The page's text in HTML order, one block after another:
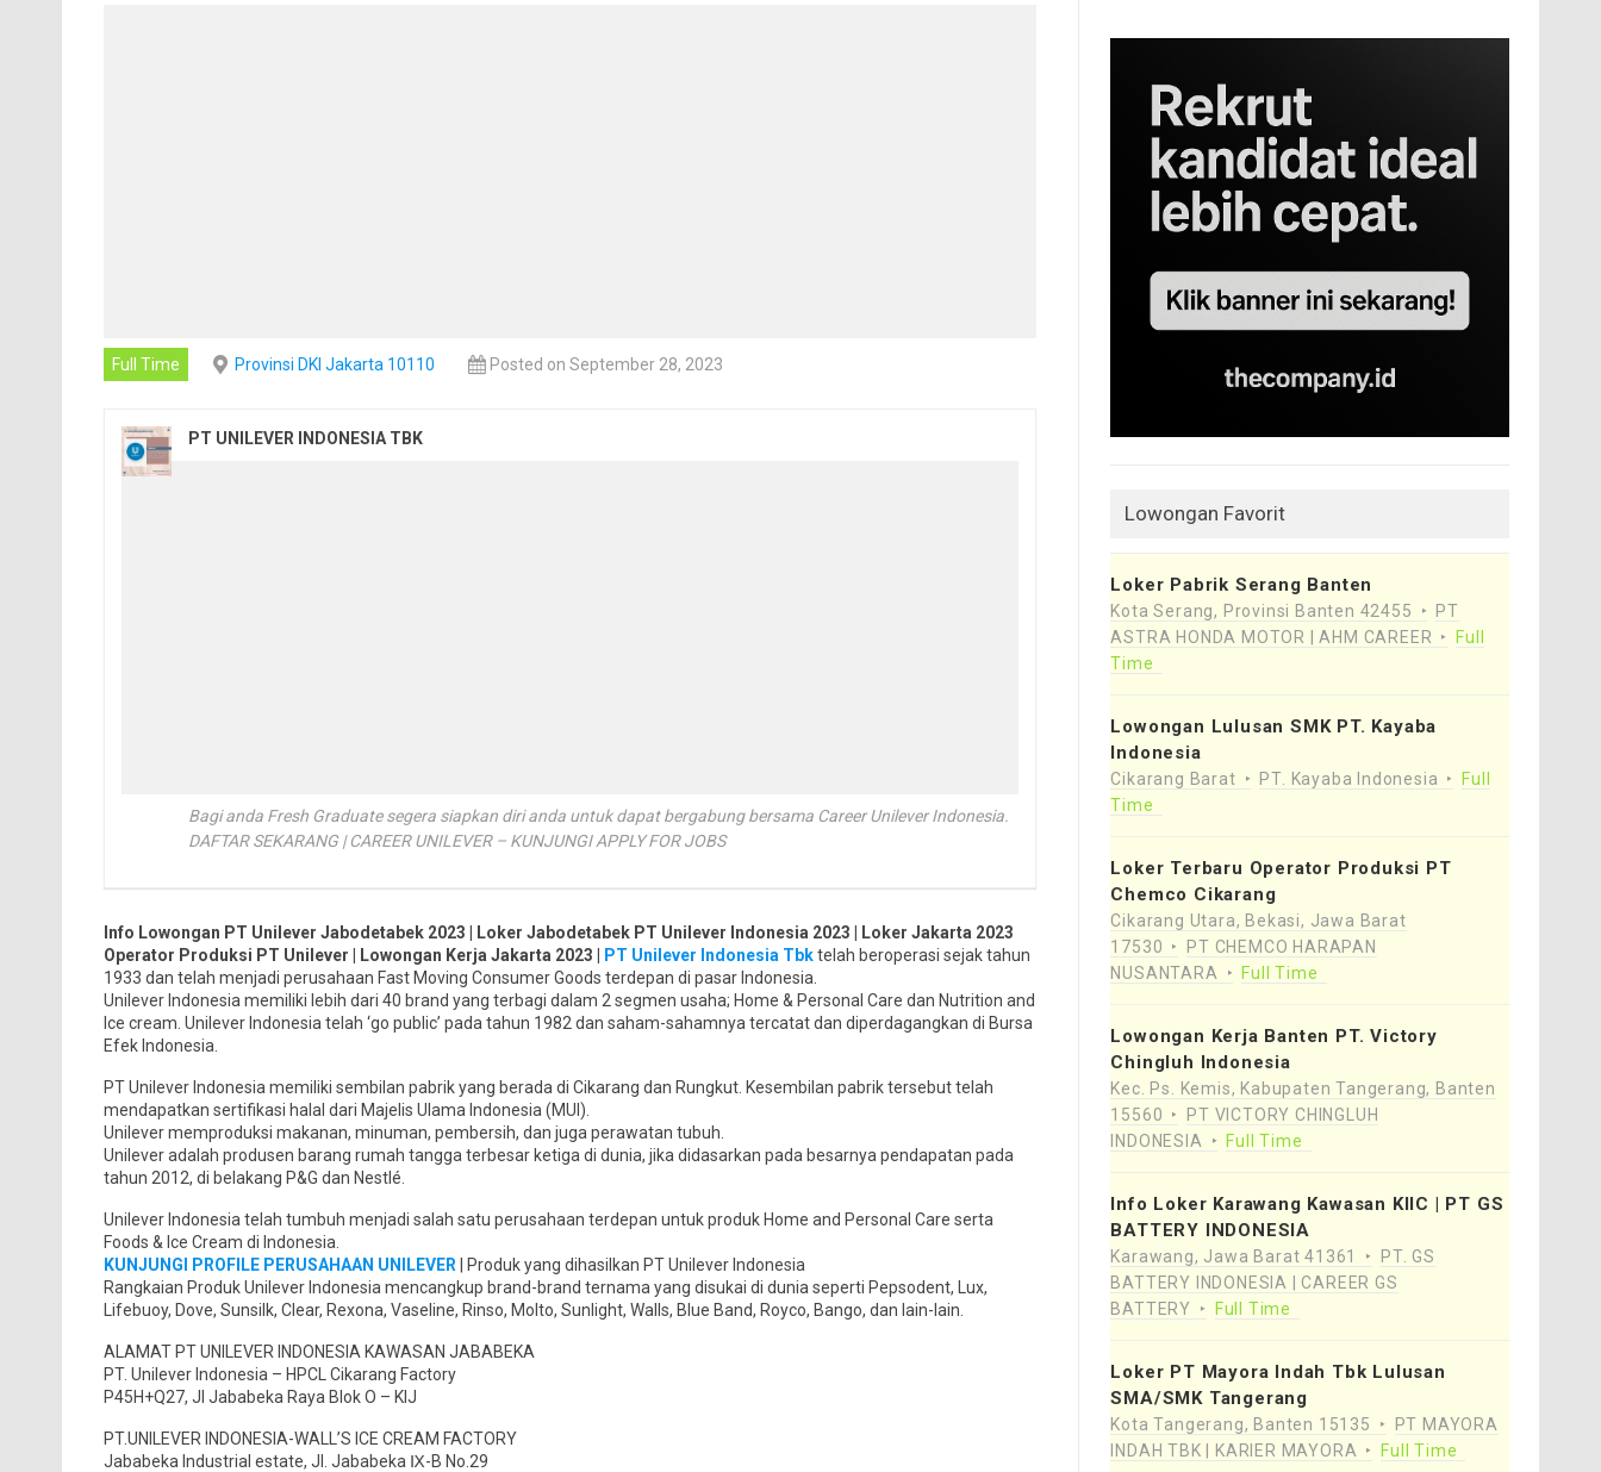
Full Time Provinsi DKI Jakarta 10110 Posted on September 28, 2023
PT UNILEVER INDONESIA TBK
Bagi anda Fresh Graduate segera siapkan diri anda untuk dapat bergabung bersama Career Unilever Indonesia.
DAFTAR SEKARANG | CAREER UNILEVER – KUNJUNGI APPLY FOR JOBS
Info Lowongan PT Unilever Jabodetabek 2023 | Loker Jabodetabek PT Unilever Indonesia 2023 | Loker Jakarta 2023
Operator Produksi PT Unilever | Lowongan Kerja Jakarta 2023 |
PT Unilever Indonesia Tbktelah beroperasi sejak tahun
1933 dan telah menjadi perusahaan Fast Moving Consumer Goods terdepan di pasar Indonesia.
Unilever Indonesia memiliki lebih dari 40 brand yang terbagi dalam 2 segmen usaha; Home & Personal Care dan Nutrition and
Ice cream. Unilever Indonesia telah ‘go public’ pada tahun 1982 dan saham-sahamnya tercatat dan diperdagangkan di Bursa
Efek Indonesia.
PT Unilever Indonesia memiliki sembilan pabrik yang berada di Cikarang dan Rungkut. Kesembilan pabrik tersebut telah
mendapatkan sertifikasi halal dari Majelis Ulama Indonesia (MUI).
Unilever memproduksi makanan, minuman, pembersih, dan juga perawatan tubuh.
Unilever adalah produsen barang rumah tangga terbesar ketiga di dunia, jika didasarkan pada besarnya pendapatan pada
tahun 2012, di belakang P&G dan Nestlé.
Unilever Indonesia telah tumbuh menjadi salah satu perusahaan terdepan untuk produk Home and Personal Care serta
Foods & Ice Cream di Indonesia.
KUNJUNGI PROFILE PERUSAHAAN UNILEVER | Produk yang dihasilkan PT Unilever Indonesia
Rangkaian Produk Unilever Indonesia mencangkup brand-brand ternama yang disukai di dunia seperti Pepsodent, Lux,
Lifebuoy, Dove, Sunsilk, Clear, Rexona, Vaseline, Rinso, Molto, Sunlight, Walls, Blue Band, Royco, Bango, dan lain-lain.
ALAMAT PT UNILEVER INDONESIA KAWASAN JABABEKA
PT. Unilever Indonesia – HPCL Cikarang Factory
P45H+Q27, Jl Jababeka Raya Blok O – KIJ
PT.UNILEVER INDONESIA-WALL’S ICE CREAM FACTORY
Jababeka Industrial estate, Jl. Jababeka Ⅸ-B No.29
Lowongan Favorit
Loker Pabrik Serang Banten
Kota Serang, Provinsi Banten 42455
PT
ASTRA HONDA MOTOR | AHM CAREER
Full
Time
Lowongan Lulusan SMK PT. Kayaba
Indonesia
Cikarang Barat PT. Kayaba Indonesia
Full
Time
Loker Terbaru Operator Produksi PT
Chemco Cikarang
Cikarang Utara, Bekasi, Jawa Barat
17530
PT CHEMCO HARAPAN
NUSANTARA
Full Time
Lowongan Kerja Banten PT. Victory
Chingluh Indonesia
Kec. Ps. Kemis, Kabupaten Tangerang, Banten
15560
PT VICTORY CHINGLUH
INDONESIA
Full Time
Info Loker Karawang Kawasan KIIC | PT GS
BATTERY INDONESIA
Karawang, Jawa Barat 41361
PT. GS
BATTERY INDONESIA | CAREER GS
BATTERY
Full Time
Loker PT Mayora Indah Tbk Lulusan
SMA/SMK Tangerang
Kota Tangerang, Banten 15135
PT MAYORA
INDAH TBK | KARIER MAYORA
Full Time